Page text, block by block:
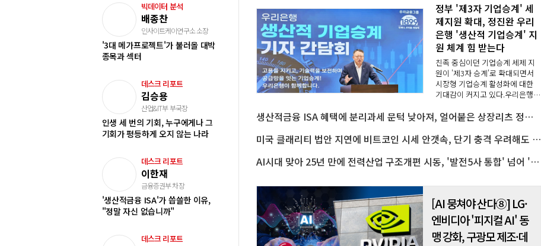
빅데이터 분석
배종찬
인사이트케이연구소 소장
'3대 메가프로젝트'가 불러올 대박
종목과 섹터
데스크 리포트
김승용
산업&IT부 부국장
인생 세 번의 기회, 누구에게나 그
기회가 평등하게 오지 않는 나라
데스크 리포트
이한재
금융증권부 차장
'생산적금융 ISA'가 씁쓸한 이유,
"정말 자신 없습니까"
데스크 리포트
정부 '제3자 기업승계' 세
제지원 확대, 정진완 우리
은행 '생산적 기업승계' 지
원 체계 힘 받는다
친족 중심이던 기업승계 세제 지
원이 '제3자 승계'로 확대되면서
시장형 기업승계 활성화에 대한
기대감이 커지고 있다.우리은행은
어 제3자 매각과 경영자매수
(MBO), 임직원 승계 등 시장형 기
업승계를 지원하는..
생산적금융 ISA 혜택에 분리과세 문턱 낮아져, 얼어붙은 상장리츠 정책 호재로 볕드나
미국 클래리티 법안 지연에 비트코인 시세 안갯속, 단기 충격 우려해도 성장 기대감은 여전
AI시대 맞아 25년 만에 전력산업 구조개편 시동, '발전5사 통합' 넘어 '한전 지주사' 재편론도
[AI 뭉쳐야 산다⑧] LG·
엔비디아 '피지컬 AI' 동
맹 강화, 구광모 제조·데